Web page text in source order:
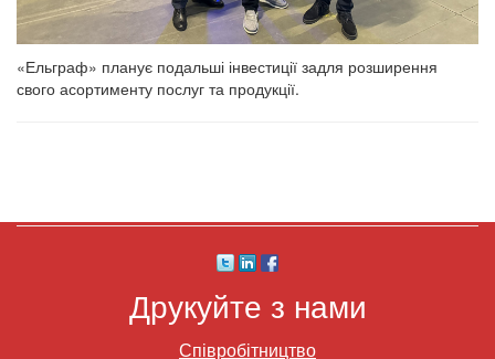
«Ельграф» планує подальші інвестиції задля розширення
свого асортименту послуг та продукції.
Друкуйте з нами
Співробітництво